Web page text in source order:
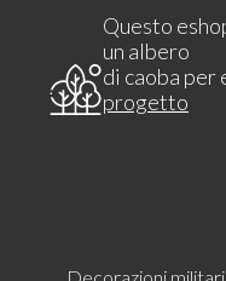
Questo
un albero
di caoba per
progetto